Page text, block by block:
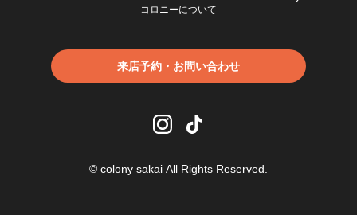
コロニーについて
来店予約・お問い合わせ
© colony sakai All Rights Reserved.